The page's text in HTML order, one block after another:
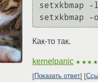
setxkbmap
setxkbmap
Как-то так.
kernelpanic
Показать ответ